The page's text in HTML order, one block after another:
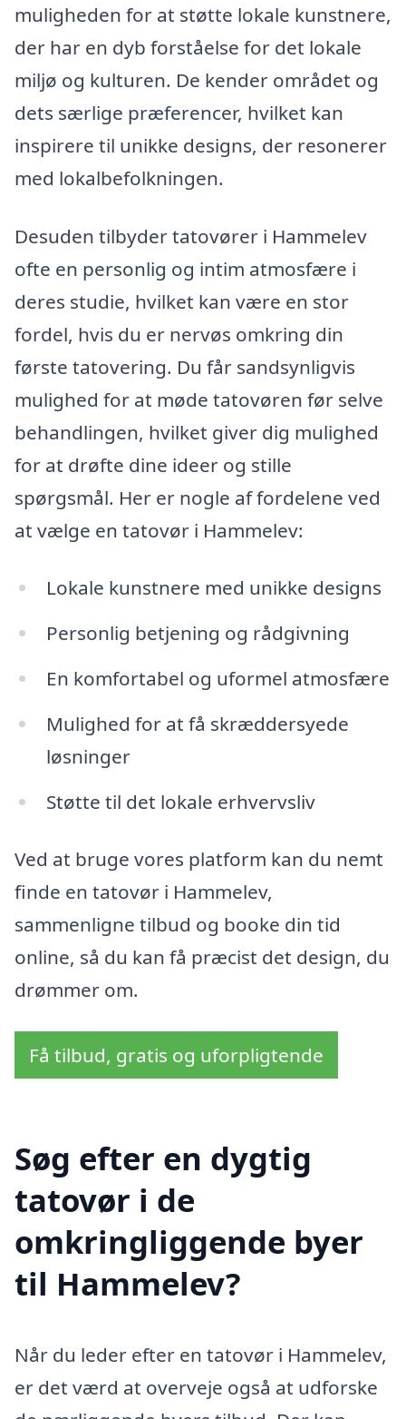
muligheden for at støtte lokale kunstnere,
der har en dyb forståelse for det lokale
miljø og kulturen. De kender området og
dets særlige præferencer, hvilket kan
inspirere til unikke designs, der resonerer
med lokalbefolkningen.
Desuden tilbyder tatovører i Hammelev
ofte en personlig og intim atmosfære i
deres studie, hvilket kan være en stor
fordel, hvis du er nervøs omkring din
første tatovering. Du får sandsynligvis
mulighed for at møde tatovøren før selve
behandlingen, hvilket giver dig mulighed
for at drøfte dine ideer og stille
spørgsmål. Her er nogle af fordelene ved
at vælge en tatovør i Hammelev:
Lokale kunstnere med unikke designs
Personlig betjening og rådgivning
En komfortabel og uformel atmosfære
Mulighed for at få skræddersyede
løsninger
Støtte til det lokale erhvervsliv
Ved at bruge vores platform kan du nemt
finde en tatovør i Hammelev,
sammenligne tilbud og booke din tid
online, så du kan få præcist det design, du
drømmer om.
Få tilbud, gratis og uforpligtende
Søg efter en dygtig
tatovør i de
omkringliggende byer
til Hammelev?
Når du leder efter en tatovør i Hammelev,
er det værd at overveje også at udforske